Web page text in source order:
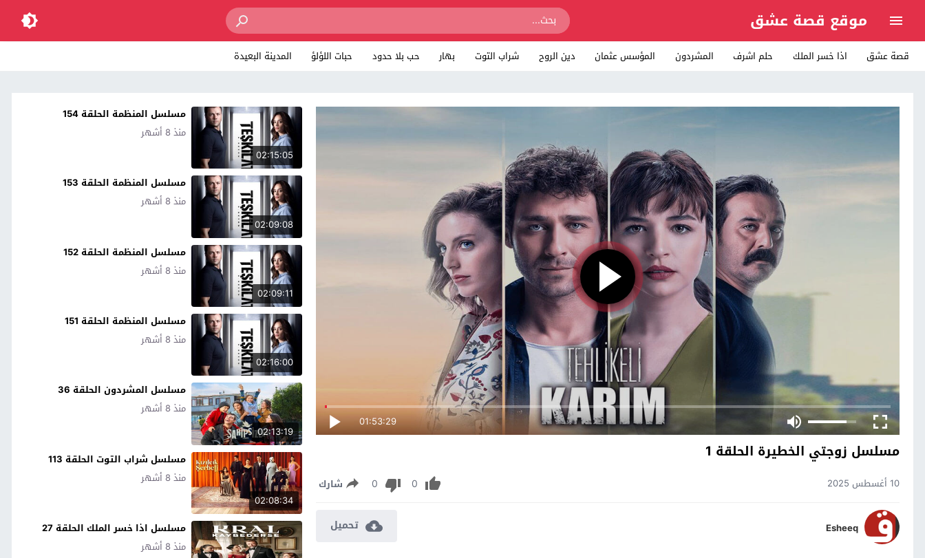
موقع قصة عشق
قصة عشق اذا خسر الملك حلم اشرف المشردون المؤسس عثمان دين الروح شراب التوت بهار حب بلا حدود حبات اللؤلؤ المدينة البعيدة
01:53:29
مسلسل زوجتي الخطيرة الحلقة 1
10 أغسطس 2025 0
0 شارك
Esheeq تحميل
02:15:05
مسلسل المنظمة الحلقة 154
منذ 8 أشهر
02:09:08
مسلسل المنظمة الحلقة 153
منذ 8 أشهر
02:09:11
مسلسل المنظمة الحلقة 152
منذ 8 أشهر
02:16:00
مسلسل المنظمة الحلقة 151
منذ 8 أشهر
02:13:19
مسلسل المشردون الحلقة 36
منذ 8 أشهر
02:08:34
مسلسل شراب التوت الحلقة 113
منذ 8 أشهر
مسلسل اذا خسر الملك الحلقة 27
منذ 8 أشهر